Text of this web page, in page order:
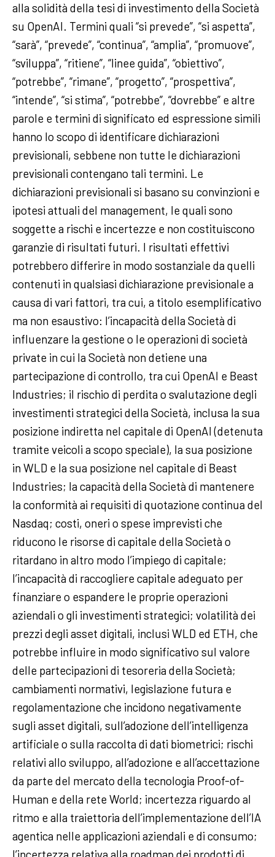
alla solidità della tesi di investimento della Società
su OpenAI. Termini quali “si prevede”, “si aspetta”,
“sarà”, “prevede”, “continua”, “amplia”, “promuove”,
“sviluppa”, “ritiene”, “linee guida”, “obiettivo”,
“potrebbe”, “rimane”, “progetto”, “prospettiva”,
“intende”, “si stima”, “potrebbe”, “dovrebbe” e altre
parole e termini di significato ed espressione simili
hanno lo scopo di identificare dichiarazioni
previsionali, sebbene non tutte le dichiarazioni
previsionali contengano tali termini. Le
dichiarazioni previsionali si basano su convinzioni e
ipotesi attuali del management, le quali sono
soggette a rischi e incertezze e non costituiscono
garanzie di risultati futuri. I risultati effettivi
potrebbero differire in modo sostanziale da quelli
contenuti in qualsiasi dichiarazione previsionale a
causa di vari fattori, tra cui, a titolo esemplificativo
ma non esaustivo: l’incapacità della Società di
influenzare la gestione o le operazioni di società
private in cui la Società non detiene una
partecipazione di controllo, tra cui OpenAI e Beast
Industries; il rischio di perdita o svalutazione degli
investimenti strategici della Società, inclusa la sua
posizione indiretta nel capitale di OpenAI (detenuta
tramite veicoli a scopo speciale), la sua posizione
in WLD e la sua posizione nel capitale di Beast
Industries; la capacità della Società di mantenere
la conformità ai requisiti di quotazione continua del
Nasdaq; costi, oneri o spese imprevisti che
riducono le risorse di capitale della Società o
ritardano in altro modo l’impiego di capitale;
l’incapacità di raccogliere capitale adeguato per
finanziare o espandere le proprie operazioni
aziendali o gli investimenti strategici; volatilità dei
prezzi degli asset digitali, inclusi WLD ed ETH, che
potrebbe influire in modo significativo sul valore
delle partecipazioni di tesoreria della Società;
cambiamenti normativi, legislazione futura e
regolamentazione che incidono negativamente
sugli asset digitali, sull’adozione dell’intelligenza
artificiale o sulla raccolta di dati biometrici; rischi
relativi allo sviluppo, all’adozione e all’accettazione
da parte del mercato della tecnologia Proof-of-
Human e della rete World; incertezza riguardo al
ritmo e alla traiettoria dell’implementazione dell’IA
agentica nelle applicazioni aziendali e di consumo;